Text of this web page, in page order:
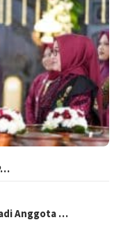
Anggota …